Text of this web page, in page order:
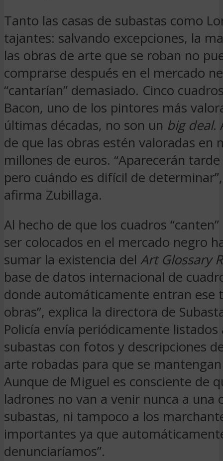
Tanto las casas de subastas como
tajantes: salvando excepciones, la
las obras de arte que se roban no
comprarse después en el mercado
“cantarían” demasiado. Cinco
Bacon, uno de los pintores más
últimas décadas, no son un big deal.
de que las obras estén valoradas en
millones de euros. “Aparecerán
pero cuándo es difícil de determinar”,
afirma Zubillaga.
Al hecho de que los cuadros
ser colocados en el mercado negro
sumar la existencia del Art Glossary
base de datos internacional de
donde automáticamente entran ese
obras”, explica la directora de
Policía envía periódicamente listados
subastas con fotos y descripciones
arte robadas para que se
Aunque de Miguel es consciente de
ladrones no van a venir nunca a una
subastas, ni tampoco a los
importantes ya que
denunciaríamos”.